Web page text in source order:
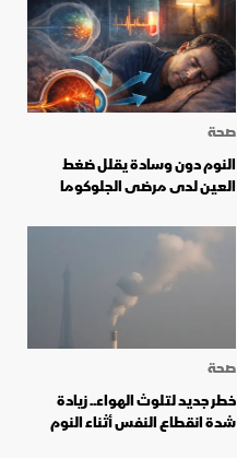
صحة
النوم دون وسادة يقلل ضغط
العين لدى مرضى الجلوكوما
صحة
خطر جديد لتلوث الهواء.. زيادة
شدة انقطاع النفس أثناء النوم